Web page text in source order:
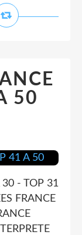
50
30 - TOP 31
FRANCE